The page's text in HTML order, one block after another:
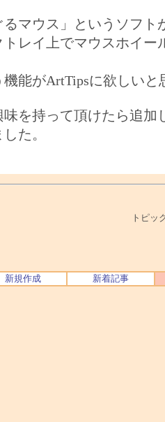
るマウス」というソフ
トレイ上でマウスホイ
機能がArtTipsに欲しいと
味を持って頂けたら追加
た。
トピッ
新規作成 新着記事